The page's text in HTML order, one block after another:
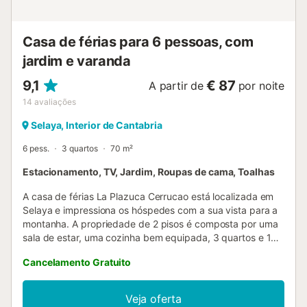
Casa de férias para 6 pessoas, com
jardim e varanda
9,1
14 avaliações
A partir de € 87 por noite
Selaya, Interior de Cantabria
6 pess. 3 quartos 70 m²
Estacionamento, TV, Jardim, Roupas de cama, Toalhas
A casa de férias La Plazuca Cerrucao está localizada em
Selaya e impressiona os hóspedes com a sua vista para a
montanha. A propriedade de 2 pisos é composta por uma
sala de estar, uma cozinha bem equipada, 3 quartos e 1
comodidades adicionais incluem uma televisão, um fogão
a lenha, bem como uma máquina de lavar roupa. Este
aluguer de férias dispõe de um jardim partilhado para o
Cancelamento Gratuito
Veja oferta